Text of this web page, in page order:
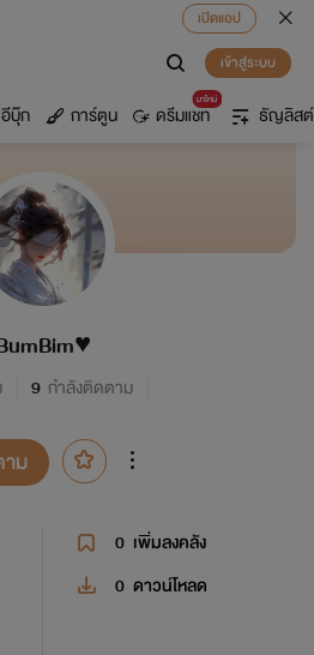
เปิดแอป
เข้าสู่ระบบ
อีบุ๊ก การ์ตูน
มาใหม่
ดรีมแชท ธัญลิสต์
9 กำลังติดตาม
ม
0 เพิ่มลงคลัง
0 ดาวน์โหลด